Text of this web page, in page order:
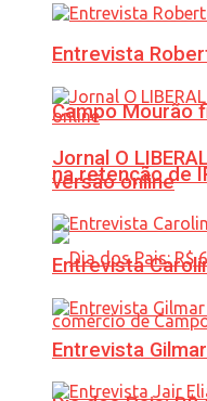
Campo Mourão
na retenção de
Entrevista
Jornal O
versão online
Entrevista
Entrevista